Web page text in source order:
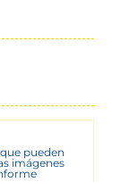
pueden
imágenes